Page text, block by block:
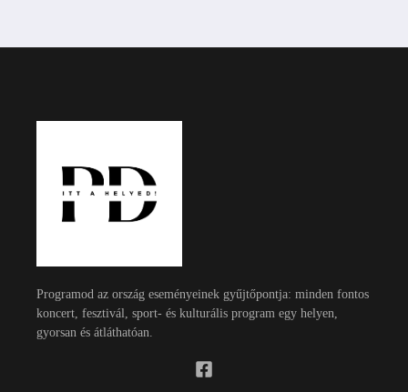
Programod az ország eseményeinek gyűjtőpontja: minden fontos
koncert, fesztivál, sport- és kulturális program egy helyen,
gyorsan és átláthatóan.